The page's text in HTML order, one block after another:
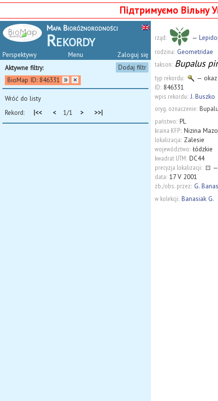
Підтримуємо Вільну
Mapa Bioróżnorodności
Rekordy
Perspektywy Zaloguj się
Menu
Aktywne filtry:
Dodaj filtr
BioMap ID: 846331
Wróć do listy
Rekord:
|<< < 1/1 > >>|
rząd: —
rodzina: Geometridae
takson: Bupalus
typ rekordu:
— okaz
ID: 846331
wpis rekordu: J. Buszko
oryg. oznaczenie:
państwo: PL
kraina KFP: Nizina
lokalizacja: Zalesie
województwo: łódzkie
kwadrat UTM: DC44
precyzja lokalizacji: ⊡
data: 17 V 2001
zb./obs. przez: G.
w kolekcji: Banasiak G.